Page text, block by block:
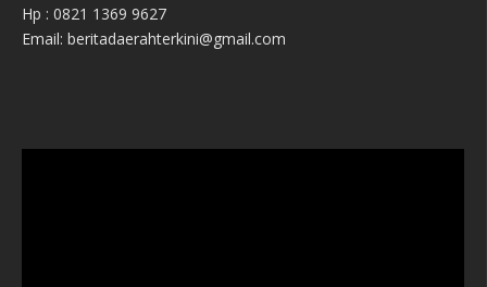
Hp : 0821 1369 9627
Email: beritadaerahterkini@gmail.com